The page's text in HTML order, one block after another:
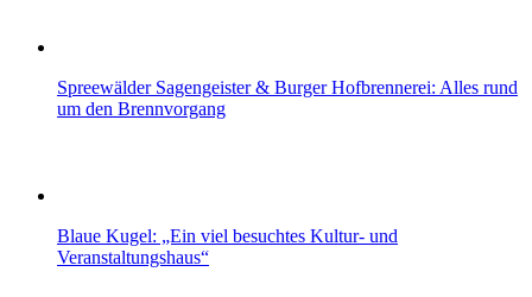
Spreewälder Sagengeister & Burger Hofbrennerei: Alles rund
um den Brennvorgang
Blaue Kugel: „Ein viel besuchtes Kultur- und
Veranstaltungshaus“